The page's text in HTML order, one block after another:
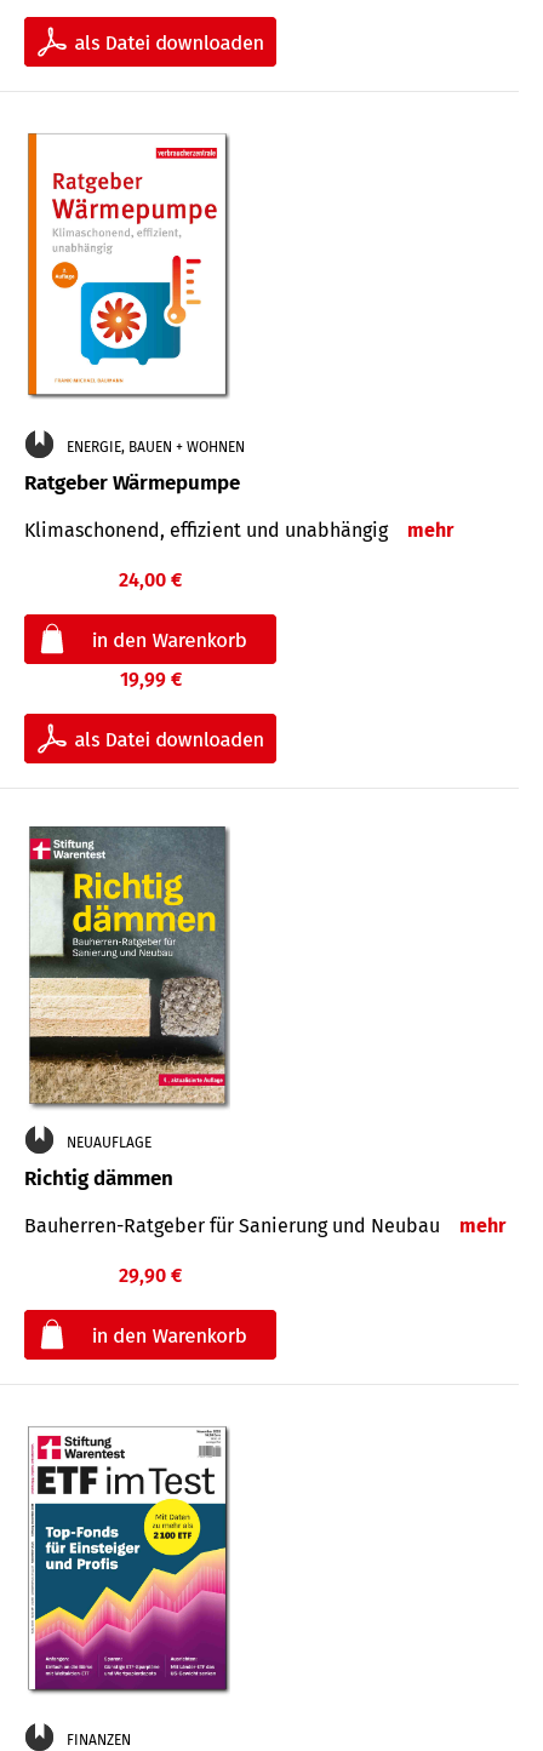
ENERGIE, BAUEN + WOHNEN
Ratgeber Wärmepumpe
Klimaschonend, effizient und unabhängig mehr
24,00 €
19,99 €
NEUAUFLAGE
Richtig dämmen
Bauherren-Ratgeber für Sanierung und Neubau mehr
29,90 €
FINANZEN